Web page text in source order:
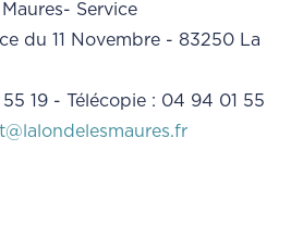
Service
du 11 Novembre - 83250 La
19 - Télécopie : 04 94 01 55